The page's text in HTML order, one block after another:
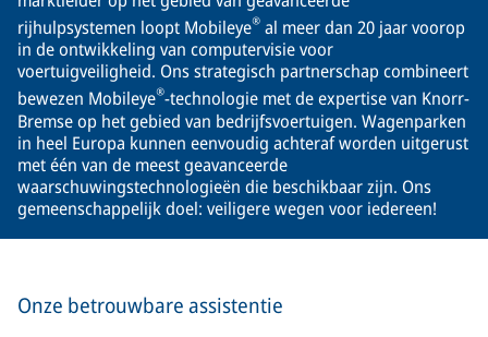
rijhulpsystemen loopt Mobileye® al meer dan 20 jaar voorop
in de ontwikkeling van computervisie voor
voertuigveiligheid. Ons strategisch partnerschap combineert
bewezen Mobileye®-technologie met de expertise van Knorr-
Bremse op het gebied van bedrijfsvoertuigen. Wagenparken
in heel Europa kunnen eenvoudig achteraf worden uitgerust
met één van de meest geavanceerde
waarschuwingstechnologieën die beschikbaar zijn. Ons
gemeenschappelijk doel: veiligere wegen voor iedereen!
Onze betrouwbare assistentie